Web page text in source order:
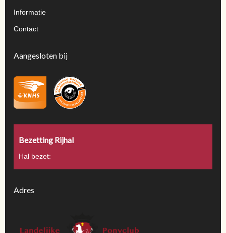
Informatie
Contact
Aangesloten bij
Bezetting Rijhal
Hal bezet:
Adres